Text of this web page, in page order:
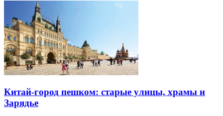
Китай-город пешком: старые улицы, храмы и
Зарядье